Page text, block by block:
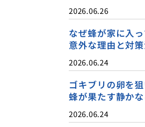
2026.06.26
なぜ蜂が家に入
意外な理由と対
2026.06.24
ゴキブリの卵を
蜂が果たす静か
2026.06.24